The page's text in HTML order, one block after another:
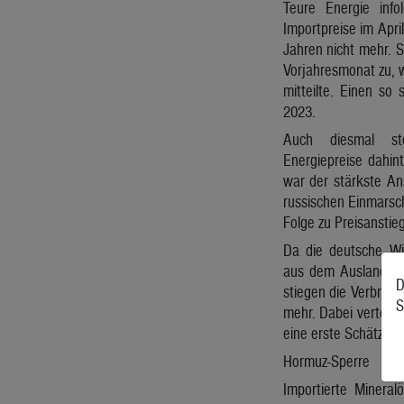
Teure Energie
Importpreise im
Jahren nicht mehr.
Vorjahresmonat zu,
mitteilte. Einen so
2023.
Auch diesmal
Energiepreise
war der stärkste
russischen
Folge zu
Da die deutsche
aus dem Ausland
stiegen die
mehr. Dabei
eine erste
Hormuz-Sperre
Importierte